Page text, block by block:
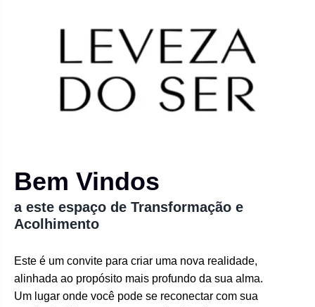
Bem Vindos
a este espaço de Transformação e
Acolhimento
Este é um convite para criar uma nova realidade,
alinhada ao propósito mais profundo da sua alma.
Um lugar onde você pode se reconectar com sua